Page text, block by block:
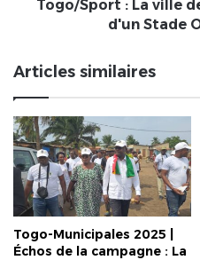
StadeTogo/Sport : La ville
d'un Stade
Articles similaires
Togo-Municipales 2025 |
Échos de la campagne : La